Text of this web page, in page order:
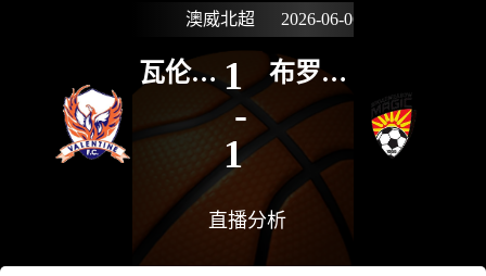
澳威北超 2026-06-06 14:30:00
瓦伦蒂 1
-
1
布罗德
美度兰
直播分析